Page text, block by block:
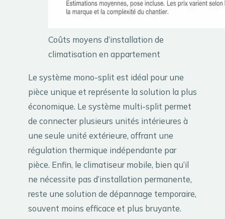
Coûts moyens d’installation de
climatisation en appartement
Le système mono-split est idéal pour une
pièce unique et représente la solution la plus
économique. Le système multi-split permet
de connecter plusieurs unités intérieures à
une seule unité extérieure, offrant une
régulation thermique indépendante par
pièce. Enfin, le climatiseur mobile, bien qu’il
ne nécessite pas d’installation permanente,
reste une solution de dépannage temporaire,
souvent moins efficace et plus bruyante.